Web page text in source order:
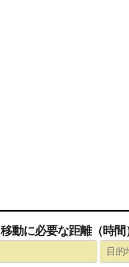
Kingston → 移動に必要な距離（時